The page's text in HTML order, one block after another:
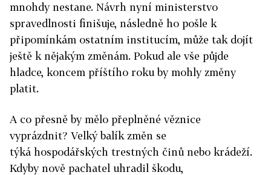
mnohdy nestane. Návrh nyní ministerstvo
spravedlnosti finišuje, následně ho pošle k
připomínkám ostatním institucím, může tak dojít
ještě k nějakým změnám. Pokud ale vše půjde
hladce, koncem příštího roku by mohly změny
platit.
A co přesně by mělo přeplněné věznice
vyprázdnit? Velký balík změn se
týká hospodářských trestných činů nebo krádeží.
Kdyby nově pachatel uhradil škodu,